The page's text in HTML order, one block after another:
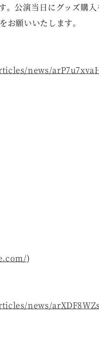
公演当日にグッズ購
お願いいたします。
news/
)
news/